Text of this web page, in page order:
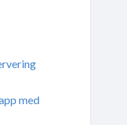
med